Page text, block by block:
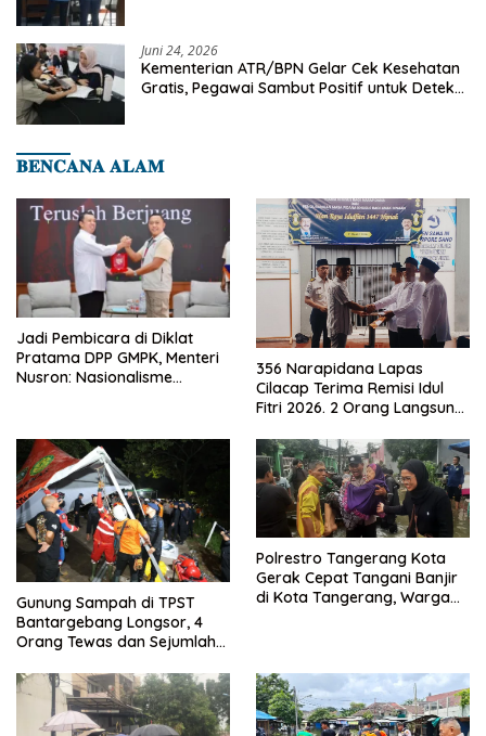
Juni 24, 2026
Kementerian ATR/BPN Gelar Cek Kesehatan
Gratis, Pegawai Sambut Positif untuk Deteksi
𝐁𝐄𝐍𝐂𝐀𝐍𝐀 𝐀𝐋𝐀𝐌
Jadi Pembicara di Diklat
Pratama DPP GMPK, Menteri
Nusron: Nasionalisme
356 Narapidana Lapas
Cilacap Terima Remisi Idul
Fitri 2026. 2 Orang Langsung
Gunung Sampah di TPST
Bantargebang Longsor, 4
Orang Tewas dan Sejumlah
Polrestro Tangerang Kota
Gerak Cepat Tangani Banjir
di Kota Tangerang, Warga